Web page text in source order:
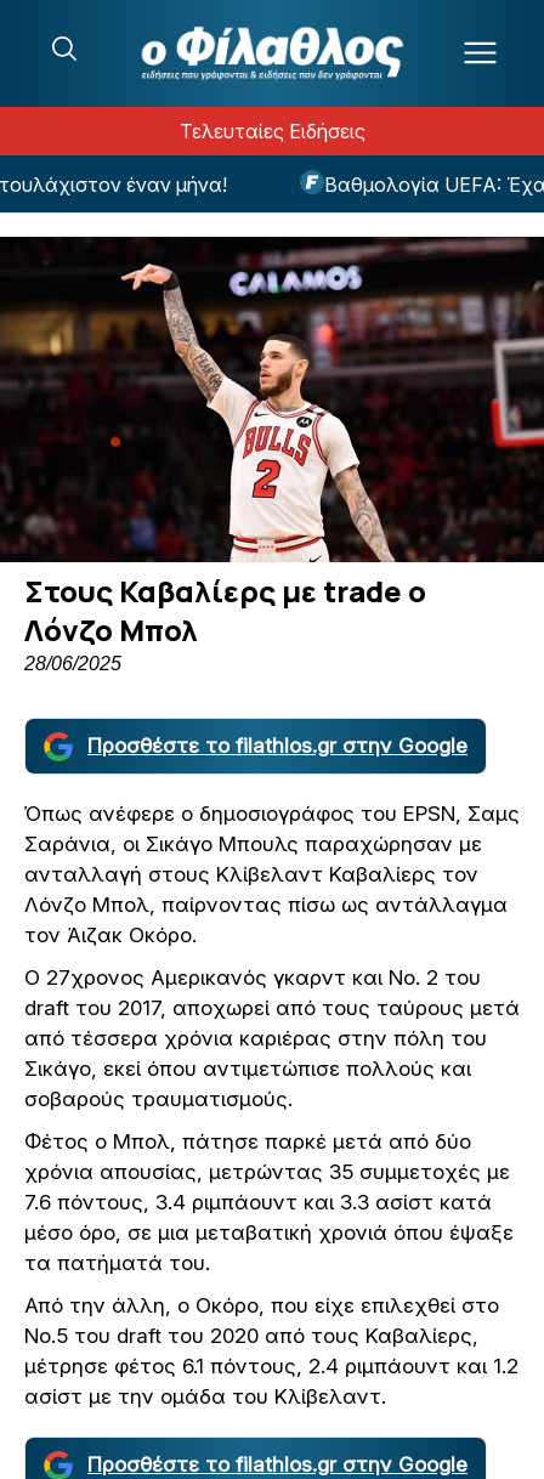
Τελευταίες Ειδήσεις
έναν μήνα! Βαθμολογία UEFA:
Στους Καβαλίερς με trade ο
Λόνζο Μπολ
28/06/2025
Προσθέστε το filathlos.gr στην Google
Όπως ανέφερε ο δημοσιογράφος του EPSN, Σαμς
Σαράνια, οι Σικάγο Μπουλς παραχώρησαν με
ανταλλαγή στους Κλίβελαντ Καβαλίερς τον
Λόνζο Μπολ, παίρνοντας πίσω ως αντάλλαγμα
τον Άιζακ Οκόρο.
Ο 27χρονος Αμερικανός γκαρντ και Νο. 2 του
draft του 2017, αποχωρεί από τους ταύρους μετά
από τέσσερα χρόνια καριέρας στην πόλη του
Σικάγο, εκεί όπου αντιμετώπισε πολλούς και
σοβαρούς τραυματισμούς.
Φέτος ο Μπολ, πάτησε παρκέ μετά από δύο
χρόνια απουσίας, μετρώντας 35 συμμετοχές με
7.6 πόντους, 3.4 ριμπάουντ και 3.3 ασίστ κατά
μέσο όρο, σε μια μεταβατική χρονιά όπου έψαξε
τα πατήματά του.
Από την άλλη, ο Οκόρο, που είχε επιλεχθεί στο
Νο.5 του draft του 2020 από τους Καβαλίερς,
μέτρησε φέτος 6.1 πόντους, 2.4 ριμπάουντ και 1.2
ασίστ με την ομάδα του Κλίβελαντ.
Προσθέστε το filathlos.gr στην Google